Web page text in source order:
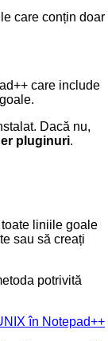
care conțin doar
care include
Dacă nu,
pluginuri.
liniile goale
sau să creați
potrivită
în Notepad++